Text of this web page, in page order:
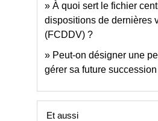
À quoi sert le fichier
dispositions de dernières
(FCDDV) ?
Peut-on désigner une
gérer sa future
Et aussi